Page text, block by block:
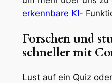
erkennbare KI-
Forschen und
schneller mit
Lust auf ein Quiz